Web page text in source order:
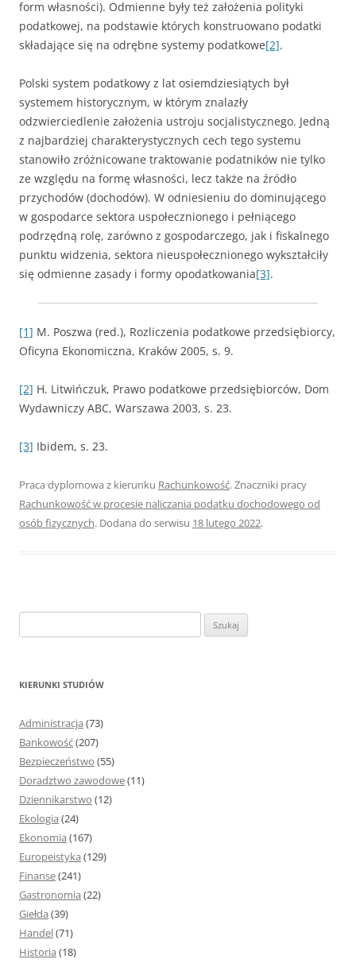
form własności). Odmienne były też założenia polityki
podatkowej, na podstawie których konstruowano podatki
składające się na odrębne systemy podatkowe[2].
Polski system podatkowy z lat osiemdziesiątych był
systemem historycznym, w którym znalazły
odzwierciedlenie założenia ustroju socjalistycznego. Jedną
z najbardziej charakterystycznych cech tego systemu
stanowiło zróżnicowane traktowanie podatników nie tylko
ze względu na formę własności, lecz także na źródło
przychodów (dochodów). W odniesieniu do dominującego
w gospodarce sektora uspołecznionego i pełniącego
podrzędną rolę, zarówno z gospodarczego, jak i fiskalnego
punktu widzenia, sektora nieuspołecznionego wykształciły
się odmienne zasady i formy opodatkowania[3].
[1] M. Poszwa (red.), Rozliczenia podatkowe przedsiębiorcy,
Oficyna Ekonomiczna, Kraków 2005, s. 9.
[2] H. Litwińczuk, Prawo podatkowe przedsiębiorców, Dom
Wydawniczy ABC, Warszawa 2003, s. 23.
[3] Ibidem, s. 23.
Praca dyplomowa z kierunku Rachunkowość. Znaczniki pracy
Rachunkowość w procesie naliczania podatku dochodowego od
osób fizycznych. Dodana do serwisu 18 lutego 2022.
z
KIERUNKI STUDIÓW
Administracja (73)
Bankowość(207)
Bezpieczeństwo (55)
Doradztwo zawodowe(11)
Dziennikarstwo (12)
Ekologia (24)
Ekonomia (167)
Europeistyka (129)
Finanse(241)
Gastronomia (22)
Giełda (39)
Handel(71)
Historia (18)